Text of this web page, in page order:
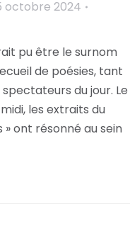
octobre 2024
pu être le surnom
de poésies, tant
du jour. Le
les extraits du
» ont résonné au sein